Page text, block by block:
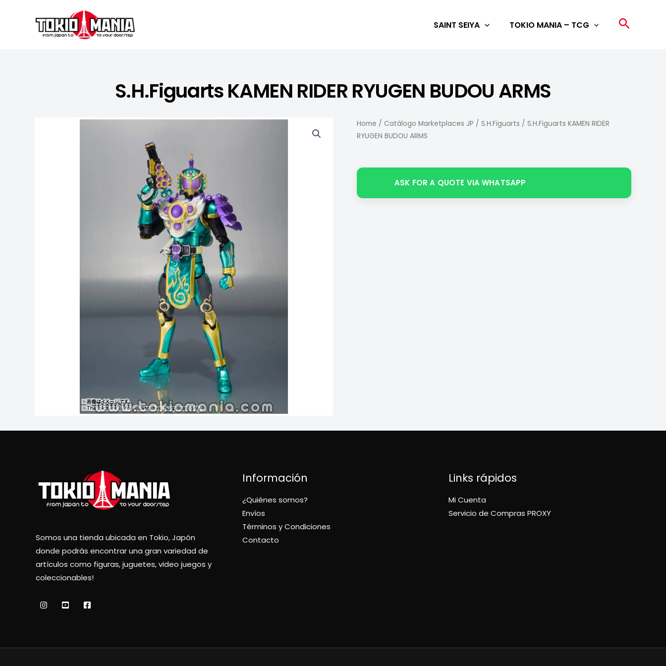
SAINT SEIYA TOKIO MANIA – TCG Search
S.H.Figuarts KAMEN RIDER RYUGEN BUDOU ARMS
Home /Catálogo Marketplaces JP /S.H.Figuarts / S.H.Figuarts KAMEN RIDER
RYUGEN BUDOU ARMS
ASK FOR A QUOTE VIA WHATSAPP
Somos una tienda ubicada en Tokio, Japón
donde podrás encontrar una gran variedad de
artículos como figuras, juguetes, video juegos y
coleccionables!
Información
¿Quiénes somos?
Envíos
Términos y Condiciones
Contacto
Links rápidos
Mi Cuenta
Servicio de Compras PROXY